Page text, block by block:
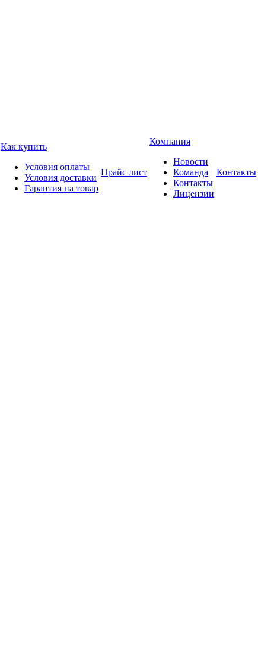
Как купить
Условия оплаты
Условия доставки
Гарантия на товар
Прайс лист
Компания
Новости
Команда
Контакты
Лицензии
Контакты